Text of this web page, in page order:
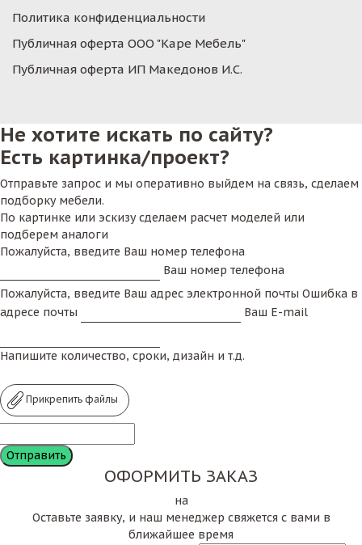
Политика конфиденциальности
Публичная оферта ООО "Каре Мебель"
Публичная оферта ИП Македонов И.С.
Не хотите искать по сайту?
Есть картинка/проект?
Отправьте запрос и мы оперативно выйдем на связь, сделаем
подборку мебели.
По картинке или эскизу сделаем расчет моделей или
подберем аналоги
Пожалуйста, введите Ваш номер телефона
Ваш номер телефона
Пожалуйста, введите Ваш адрес электронной почты Ошибка в
адресе почты
Ваш E-mail
Напишите количество, сроки, дизайн и т.д.
Прикрепить файлы
ОФОРМИТЬ ЗАКАЗ
на
Оставьте заявку, и наш менеджер свяжется с вами в
ближайшее время